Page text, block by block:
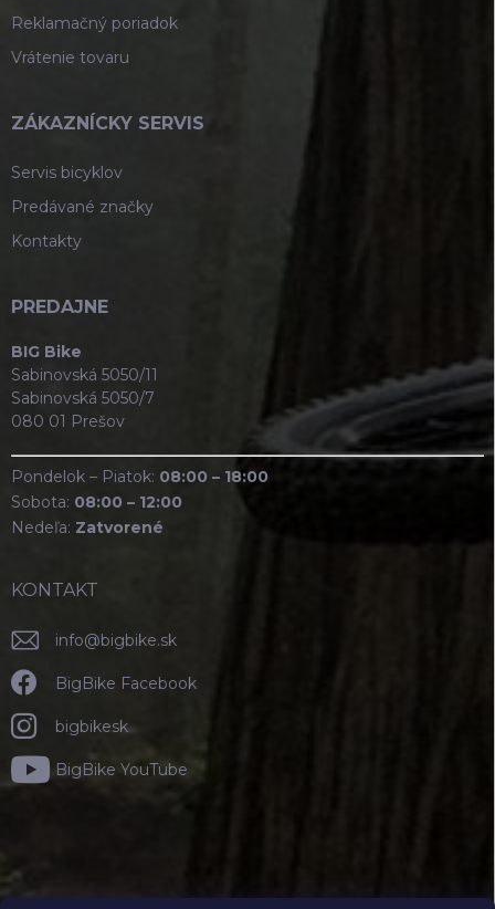
Reklamačný poriadok
Vrátenie tovaru
ZÁKAZNÍCKY SERVIS
Servis bicyklov
Predávané značky
Kontakty
PREDAJNE
BIG Bike
Sabinovská 5050/11
Sabinovská 5050/7
080 01 Prešov
Pondelok – Piatok: 08:00 – 18:00
Sobota: 08:00 – 12:00
Nedeľa: Zatvorené
KONTAKT
info@bigbike.sk
BigBike Facebook
bigbikesk
BigBike YouTube